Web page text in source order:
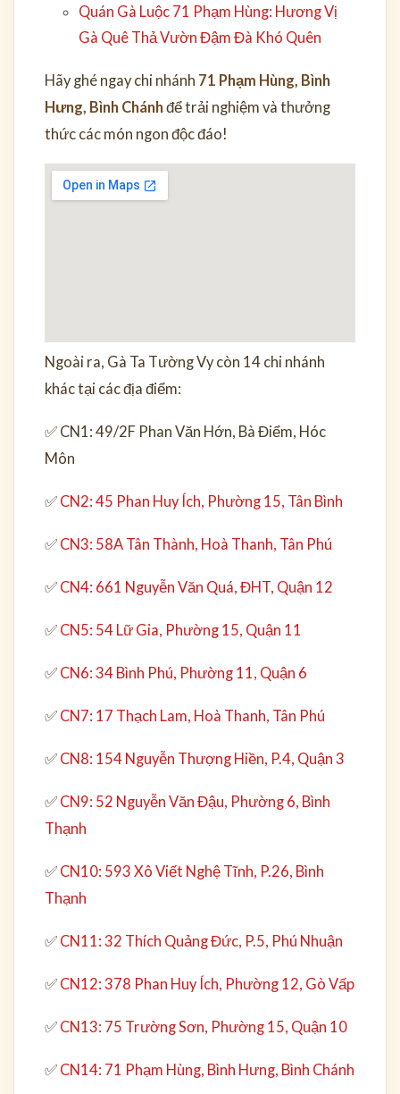
Quán Gà Luộc 71 Phạm Hùng: Hương Vị
Gà Quê Thả Vườn Đậm Đà Khó Quên
Hãy ghé ngay chi nhánh 71 Phạm Hùng, Bình
Hưng, Bình Chánhđể trải nghiệm và thưởng
thức các món ngon độc đáo!
Ngoài ra, Gà Ta Tường Vy còn 14 chi nhánh
khác tại các địa điểm:
✅ CN1: 49/2F Phan Văn Hớn, Bà Điểm, Hóc
Môn
✅ CN2: 45 Phan Huy Ích, Phường 15, Tân Bình
✅ CN3: 58A Tân Thành, Hoà Thanh, Tân Phú
✅ CN4: 661 Nguyễn Văn Quá, ĐHT, Quận 12
✅ CN5: 54 Lữ Gia, Phường 15, Quận 11
✅ CN6: 34 Bình Phú, Phường 11, Quận 6
✅ CN7: 17 Thạch Lam, Hoà Thanh, Tân Phú
✅ CN8: 154 Nguyễn Thượng Hiền, P.4, Quận 3
✅ CN9: 52 Nguyễn Văn Đậu, Phường 6, Bình
Thạnh
✅ CN10: 593 Xô Viết Nghệ Tĩnh, P.26, Bình
Thạnh
✅ CN11: 32 Thích Quảng Đức, P.5, Phú Nhuận
✅ CN12: 378 Phan Huy Ích, Phường 12, Gò Vấp
✅ CN13: 75 Trường Sơn, Phường 15, Quận 10
✅ CN14: 71 Phạm Hùng, Bình Hưng, Bình Chánh